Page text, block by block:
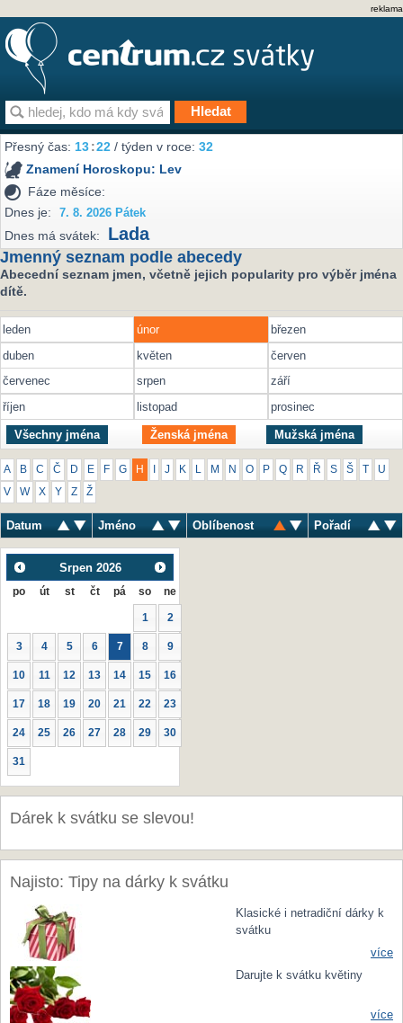
reklama
Přesný čas:13:22 / týden v roce:32
Znamení Horoskopu: Lev
Fáze měsíce:
Dnes je:
7. 8. 2026 Pátek
Dnes má svátek: Lada
Jmenný seznam podle abecedy
Abecední seznam jmen, včetně jejich popularity pro výběr jména
dítě.
leden únor
březen
duben
květen
červen
červenec
srpen
září
říjen
listopad prosinec
Všechny jména Ženská jména Mužská jména
A B C Č D E F G H J K M N O P Q R Ř S Š U
V W X Y Z Ž
Datum Jméno Oblíbenost Pořadí
Srpen 2026
po út st čt pá so ne
1 2
3 4 5 6 7 8 9
10 11 12 13 14 15 16
17 18 19 20 21 22 23
24 25 26 27 28 29 30
31
Dárek k svátku se slevou!
Najisto: Tipy na dárky k svátku
Klasické i netradiční dárky k
svátku
více
Darujte k svátku květiny
více